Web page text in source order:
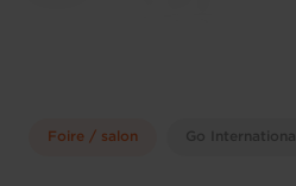
Foire / salon Go International